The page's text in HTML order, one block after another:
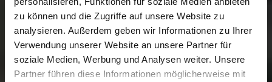
zu können und die Zugriffe auf unsere Website zu
analysieren. Außerdem geben wir Informationen zu Ihrer
Verwendung unserer Website an unsere Partner für
soziale Medien, Werbung und Analysen weiter. Unsere
Partner führen diese Informationen möglicherweise mit